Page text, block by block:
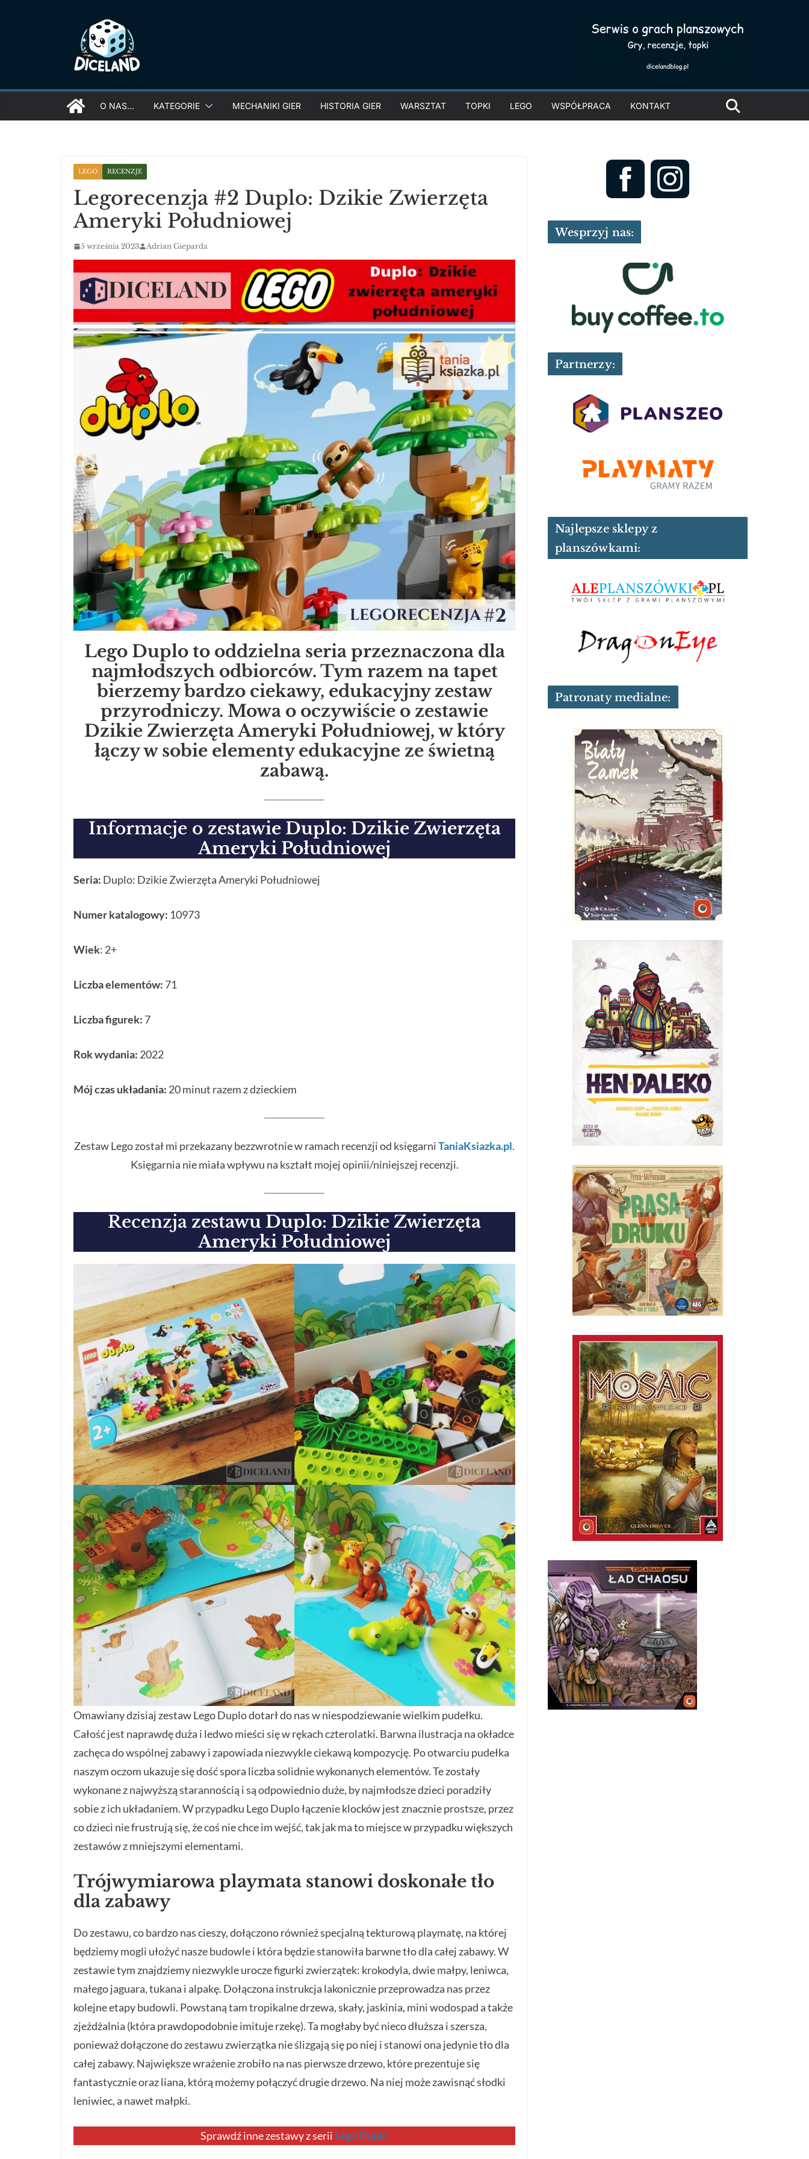
O NAS… KATEGORIE MECHANIKI GIER HISTORIA GIER WARSZTAT TOPKI LEGO WSPÓŁPRACA KONTAKT
LEGO RECENZJE
Legorecenzja #2 Duplo: Dzikie Zwierzęta
Ameryki Południowej
5 września 2023 Adrian Gieparda
Lego Duplo to oddzielna seria przeznaczona dla
najmłodszych odbiorców. Tym razem na tapet
bierzemy bardzo ciekawy, edukacyjny zestaw
przyrodniczy. Mowa o oczywiście o zestawie
Dzikie Zwierzęta Ameryki Południowej, w który
łączy w sobie elementy edukacyjne ze świetną
zabawą.
Informacje o zestawie Duplo: Dzikie Zwierzęta
Ameryki Południowej
Seria: Duplo: Dzikie Zwierzęta Ameryki Południowej
Numer katalogowy: 10973
Wiek: 2+
Liczba elementów: 71
Liczba figurek: 7
Rok wydania: 2022
Mój czas układania: 20 minut razem z dzieckiem
Zestaw Lego został mi przekazany bezzwrotnie w ramach recenzji od księgarniTaniaKsiazka.pl.
Księgarnia nie miała wpływu na kształt mojej opinii/niniejszej recenzji.
Recenzja zestawu Duplo: Dzikie Zwierzęta
Ameryki Południowej
Omawiany dzisiaj zestaw Lego Duplo dotarł do nas w niespodziewanie wielkim pudełku.
Całość jest naprawdę duża i ledwo mieści się w rękach czterolatki. Barwna ilustracja na okładce
zachęca do wspólnej zabawy i zapowiada niezwykle ciekawą kompozycję. Po otwarciu pudełka
naszym oczom ukazuje się dość spora liczba solidnie wykonanych elementów. Te zostały
wykonane z najwyższą starannością i są odpowiednio duże, by najmłodsze dzieci poradziły
sobie z ich układaniem. W przypadku Lego Duplo łączenie klocków jest znacznie prostsze, przez
co dzieci nie frustrują się, że coś nie chce im wejść, tak jak ma to miejsce w przypadku większych
zestawów z mniejszymi elementami.
Trójwymiarowa playmata stanowi doskonałe tło
dla zabawy
Do zestawu, co bardzo nas cieszy, dołączono również specjalną tekturową playmatę, na której
będziemy mogli ułożyć nasze budowle i która będzie stanowiła barwne tło dla całej zabawy. W
zestawie tym znajdziemy niezwykle urocze figurki zwierzątek: krokodyla, dwie małpy, leniwca,
małego jaguara, tukana i alpakę. Dołączona instrukcja lakonicznie przeprowadza nas przez
kolejne etapy budowli. Powstaną tam tropikalne drzewa, skały, jaskinia, mini wodospad a także
zjeżdżalnia (która prawdopodobnie imituje rzekę). Ta mogłaby być nieco dłuższa i szersza,
ponieważ dołączone do zestawu zwierzątka nie ślizgają się po niej i stanowi ona jedynie tło dla
całej zabawy. Największe wrażenie zrobiło na nas pierwsze drzewo, które prezentuje się
fantastycznie oraz liana, którą możemy połączyć drugie drzewo. Na niej może zawisnąć słodki
leniwiec, a nawet małpki.
Sprawdź inne zestawy z serii Lego Duplo
Wesprzyj nas:
Partnerzy:
Najlepsze sklepy z
planszówkami:
Patronaty medialne: